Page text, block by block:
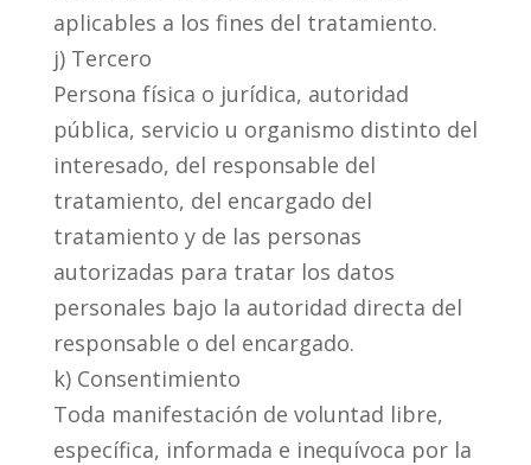
aplicables a los fines del tratamiento.
j) Tercero
Persona física o jurídica, autoridad
pública, servicio u organismo distinto del
interesado, del responsable del
tratamiento, del encargado del
tratamiento y de las personas
autorizadas para tratar los datos
personales bajo la autoridad directa del
responsable o del encargado.
k) Consentimiento
Toda manifestación de voluntad libre,
específica, informada e inequívoca por la